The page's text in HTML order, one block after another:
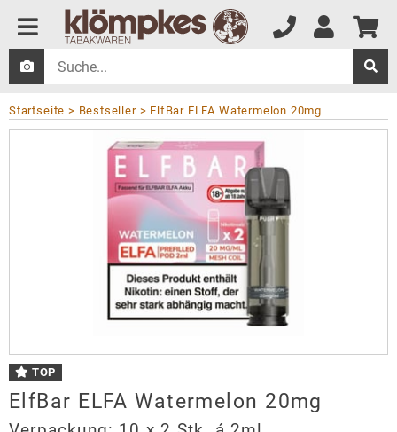
Startseite Bestseller ElfBar ELFA Watermelon 20mg
TOP
ElfBar ELFA Watermelon 20mg